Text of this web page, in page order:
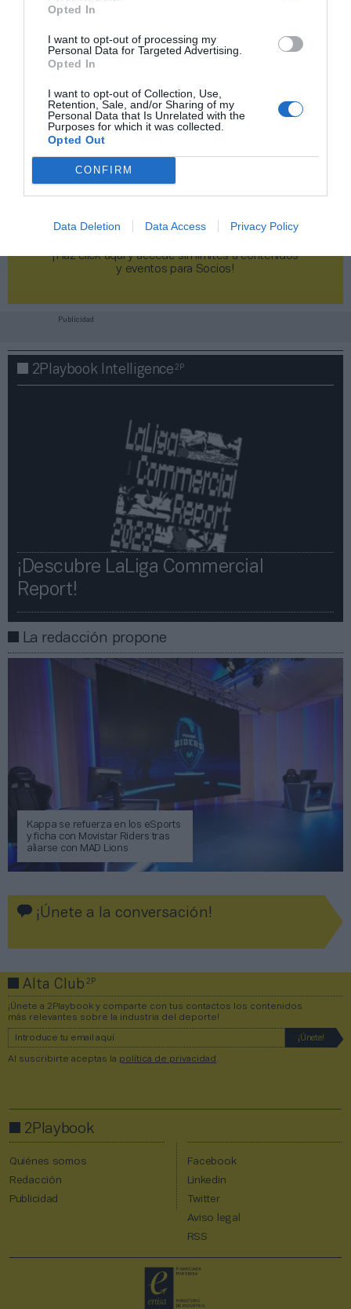
Opted In
I want to opt-out of processing my
Personal Data for Targeted Advertising.
Opted In
I want to opt-out of Collection, Use,
Retention, Sale, and/or Sharing of my
Personal Data that Is Unrelated with the
Purposes for which it was collected.
Opted Out
CONFIRM
Data Deletion Data Access Privacy Policy
¡Haz click aquí y accede sin límites a contenidos
y eventos para Socios!​​​​​​​
Publicidad
2Playbook Intelligence2P
¡Descubre LaLiga Commercial
Report!​​
La redacción propone
Kappa se refuerza en los eSports
y ficha con Movistar Riders tras
aliarse con MAD Lions
¡Únete a la conversación!
Alta Club2P
¡Únete a 2Playbook y comparte con tus contactos los contenidos
más relevantes sobre la industria del deporte!
Al suscribirte aceptas la política de privacidad .
2Playbook
Quiénes somos
Redacción
Publicidad
Facebook
Linkedin
Twitter
Aviso legal
RSS